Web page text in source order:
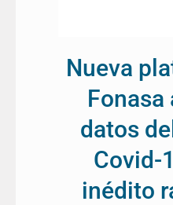
Nueva
datos
Covid-
inédito